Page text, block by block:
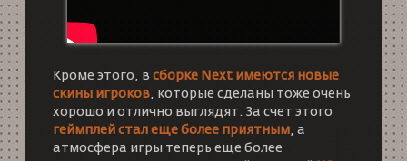
Кроме этого, в сборке Next имеются новые
скины игроков, которые сделаны тоже очень
хорошо и отлично выглядят. За счет этого
геймплей стал еще более приятным, а
атмосфера игры теперь еще более